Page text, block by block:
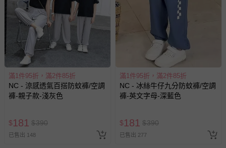
滿1件95折，滿2件85折
NC - 涼感透氣百搭防蚊褲/空調
褲-親子款-淺灰色
$181 $390
已售出 148
滿1件95折，滿2件85折
NC - 冰絲牛仔九分防蚊褲/空調
褲-英文字母-深藍色
$181 $390
已售出 277